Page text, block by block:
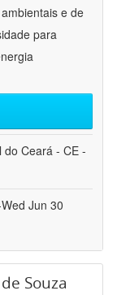
e de
para
do Ceará - CE -
Jun 30
Souza